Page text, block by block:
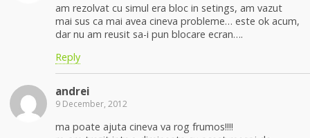
am rezolvat cu simul era bloc in setings, am vazut
mai sus ca mai avea cineva probleme… este ok acum,
dar nu am reusit sa-i pun blocare ecran….
Reply
andrei
9 December, 2012
ma poate ajuta cineva va rog frumos!!!!